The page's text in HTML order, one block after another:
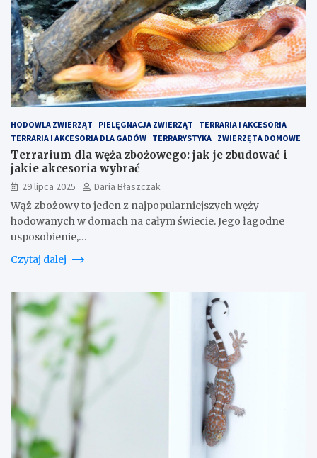
HODOWLA ZWIERZĄT PIELĘGNACJA ZWIERZĄT
TERRARIA I AKCESORIA
TERRARIA I AKCESORIA DLA GADÓW TERRARYSTYKA ZWIERZĘTA DOMOWE
Terrarium dla węża zbożowego: jak je zbudować i
jakie akcesoria wybrać
29 lipca 2025
Daria Błaszczak
Wąż zbożowy to jeden z najpopularniejszych węży
hodowanych w domach na całym świecie. Jego łagodne
usposobienie,…
Czytaj dalej